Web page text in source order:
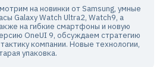
на новинки от Samsung, умные
Galaxy Watch Ultra2, Watch9, а
на гибкие смартфоны и новую
OneUI 9, обсуждаем стратегию
компании. Новые технологии,
упаковка.